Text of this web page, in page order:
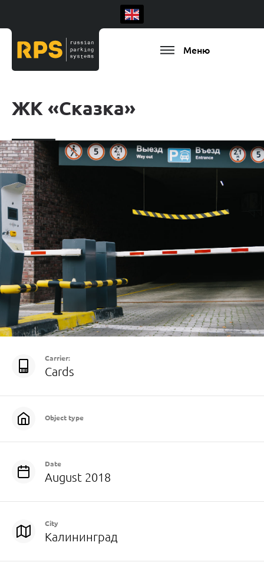
Меню
ЖК «Сказка»
Carrier:
Cards
Object type
Date
August 2018
City
Калининград